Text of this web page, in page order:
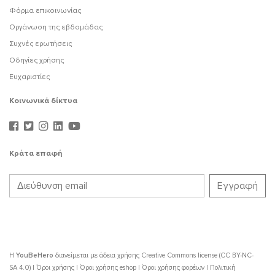
Φόρμα επικοινωνίας
Οργάνωση της εβδομάδας
Συχνές ερωτήσεις
Οδηγίες χρήσης
Ευχαριστίες
Κοινωνικά δίκτυα
Κράτα επαφή
Η YouBeHero διανείμεται με άδεια χρήσης Creative Commons license (CC BY-NC-
SA 4.0)
Όροι χρήσης Όροι χρήσης eshop Όροι χρήσης φορέων Πολιτική